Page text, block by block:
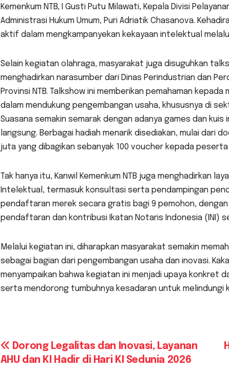
Kemenkum NTB, I Gusti Putu Milawati, Kepala Divisi
Administrasi Hukum Umum, Puri Adriatik Chasanova.
aktif dalam mengkampanyekan kekayaan intelektual
Selain kegiatan olahraga, masyarakat juga disuguhkan
menghadirkan narasumber dari Dinas Perindustrian dan
Provinsi NTB. Talkshow ini memberikan pemahaman
dalam mendukung pengembangan usaha, khususnya di
Suasana semakin semarak dengan adanya games dan
langsung. Berbagai hadiah menarik disediakan, mulai dari
juta yang dibagikan sebanyak 100 voucher kepada
Tak hanya itu, Kanwil Kemenkum NTB juga menghadirkan
Intelektual, termasuk konsultasi serta pendampingan
pendaftaran merek secara gratis bagi 9 pemohon, dengan
pendaftaran dan kontribusi Ikatan Notaris Indonesia (INI)
Melalui kegiatan ini, diharapkan masyarakat semakin
sebagai bagian dari pengembangan usaha dan inovasi.
menyampaikan bahwa kegiatan ini menjadi upaya konkret
serta mendorong tumbuhnya kesadaran untuk melindungi
Navigasi
Dorong Legalitas dan Inovasi, Layanan
AHU dan KI Hadir di Hari KI Sedunia 2026